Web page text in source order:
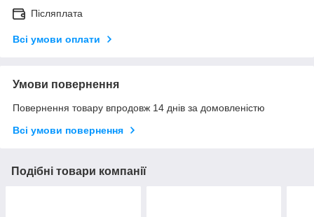
Післяплата
Всі умови оплати
Умови повернення
Повернення товару впродовж 14 днів за домовленістю
Всі умови повернення
Подібні товари компанії